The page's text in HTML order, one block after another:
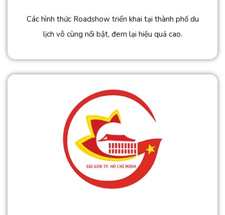
Các hình thức Roadshow triển khai tại thành phố du
lịch vô cùng nổi bật, đem lại hiệu quả cao.